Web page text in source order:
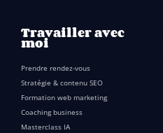
Travailler avec
moi
Prendre rendez-vous
Stratégie & contenu SEO
Formation web marketing
Coaching business
Masterclass IA